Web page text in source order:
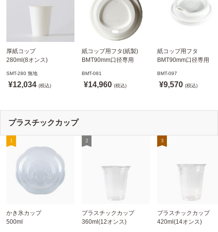
厚紙コップ
280ml(8オンス)
SMT-280 無地
※沖縄・離島 送料別途
SMT-280 無地
¥12,034 (税込)
紙コップ用フタ(紙製)
BMT90mm口径専用
※適合品番あり ※沖縄・
BMT-081
¥14,960 (税込)
紙コップ用フタ
BMT90mm口径専用
※適合品番あり ※沖縄
BMT-097
¥9,570 (税込)
プラスチックカップ
かき氷カップ
500ml
プラスチックカップ
360ml(12オンス)
プラスチックカップ
420ml(14オンス)